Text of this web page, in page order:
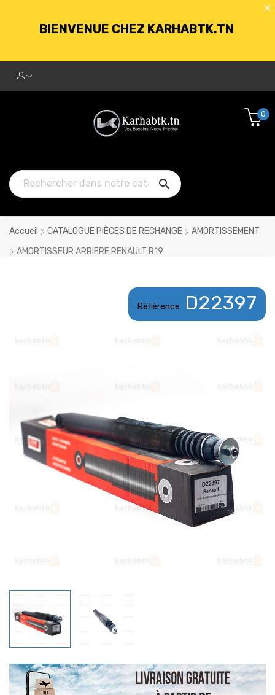
BIENVENUE CHEZ KARHABTK.TN
250DT D'ACHATS

0
Accueil CATALOGUE PIÈCES DE RECHANGE
AMORTISSEMENT
AMORTISSEUR ARRIERE RENAULT R19
Référence D22397